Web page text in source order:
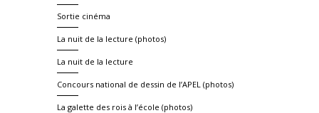
Sortie cinéma
La nuit de la lecture (photos)
La nuit de la lecture
Concours national de dessin de l’APEL (photos)
La galette des rois à l’école (photos)